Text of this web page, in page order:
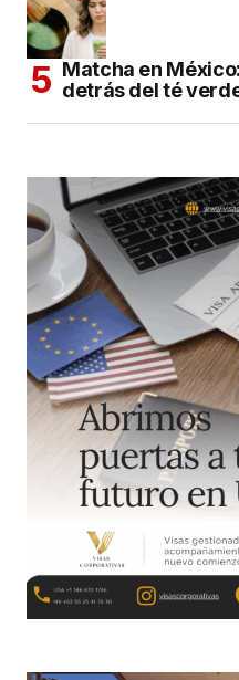
Matcha en
detrás del té